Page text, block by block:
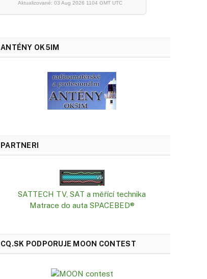
Aktualizované: 03 Aug 2026 1104 GMT UTC
ANTÉNY OK5IM
PARTNERI
SATTECH TV, SAT a měřící technika
Matrace do auta SPACEBED®
CQ.SK PODPORUJE MOON CONTEST